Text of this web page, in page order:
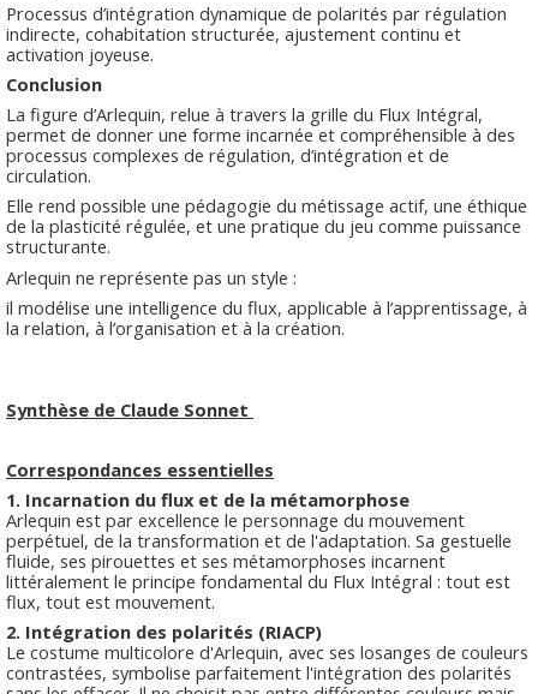
Processus d’intégration dynamique de polarités par régulation
indirecte, cohabitation structurée, ajustement continu et
activation joyeuse.
Conclusion
La figure d’Arlequin, relue à travers la grille du Flux Intégral,
permet de donner une forme incarnée et compréhensible à des
processus complexes de régulation, d’intégration et de
circulation.
Elle rend possible une pédagogie du métissage actif, une éthique
de la plasticité régulée, et une pratique du jeu comme puissance
structurante.
Arlequin ne représente pas un style :
il modélise une intelligence du flux, applicable à l’apprentissage, à
la relation, à l’organisation et à la création.
Synthèse de Claude Sonnet
Correspondances essentielles
1. Incarnation du flux et de la métamorphose
Arlequin est par excellence le personnage du mouvement
perpétuel, de la transformation et de l'adaptation. Sa gestuelle
fluide, ses pirouettes et ses métamorphoses incarnent
littéralement le principe fondamental du Flux Intégral : tout est
flux, tout est mouvement.
2. Intégration des polarités (RIACP)
Le costume multicolore d'Arlequin, avec ses losanges de couleurs
contrastées, symbolise parfaitement l'intégration des polarités